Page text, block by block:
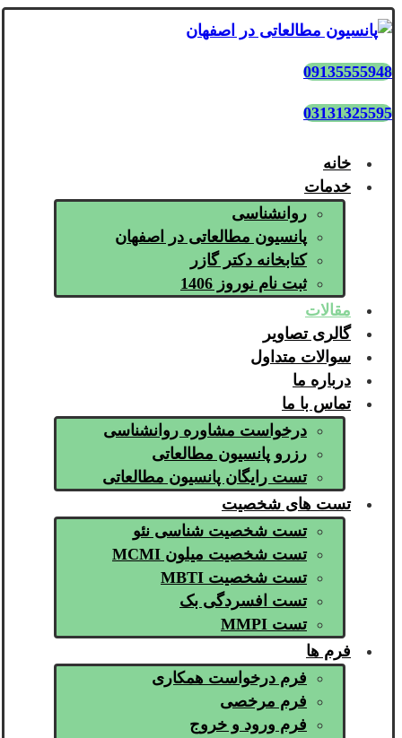
09135555948
03131325595
خانه
خدمات
روانشناسی
پانسیون مطالعاتی در اصفهان
کتابخانه دکتر گازر
ثبت نام نوروز 1406
مقالات
گالری تصاویر
سوالات متداول
درباره ما
تماس با ما
درخواست مشاوره روانشناسی
رزرو پانسیون مطالعاتی
تست رایگان پانسیون مطالعاتی
تست های شخصیت
تست شخصیت شناسی نئو
تست شخصیت میلون MCMI
تست شخصیت MBTI
تست افسردگی بک
تست MMPI
فرم ها
فرم درخواست همکاری
فرم مرخصی
فرم ورود و خروج